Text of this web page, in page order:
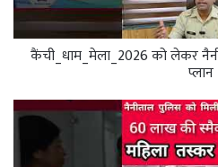
कैंची_धाम_मेला_2026 को लेकर
प्लान